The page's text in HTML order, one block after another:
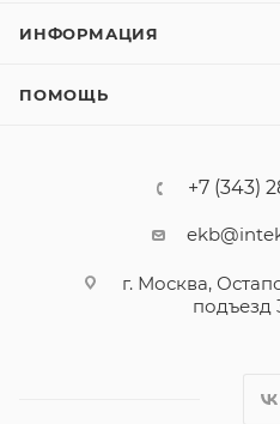
ИНФОРМАЦИЯ
ПОМОЩЬ
+7 (343)
г. Москва,
подъезд